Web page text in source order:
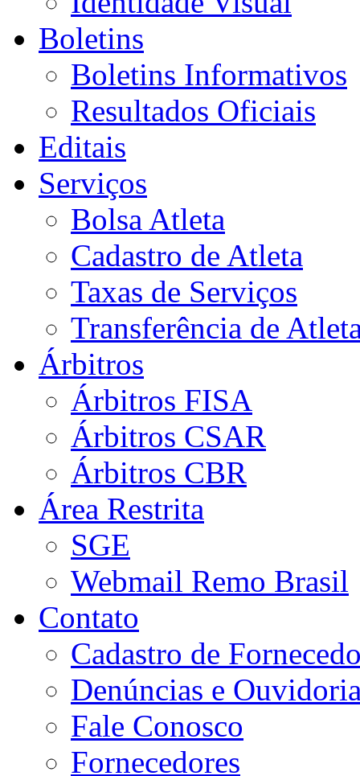
Boletins
Boletins Informativos
Resultados Oficiais
Editais
Serviços
Bolsa Atleta
Cadastro de Atleta
Taxas de Serviços
Transferência de
Árbitros
Árbitros FISA
Árbitros CSAR
Árbitros CBR
Área Restrita
SGE
Webmail Remo Brasil
Contato
Cadastro de
Denúncias e
Fale Conosco
Fornecedores